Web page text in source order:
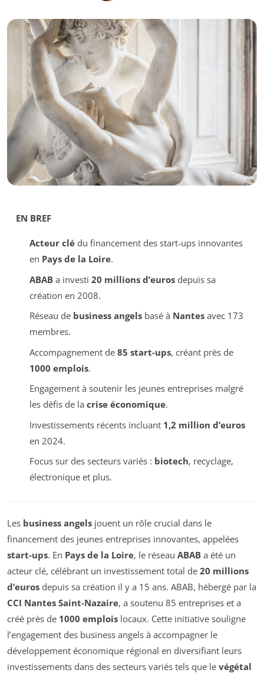
EN BREF
Acteur clédu financement des start-ups innovantes
en Pays de la Loire.
ABABa investi 20 millions d’eurosdepuis sa
création en 2008.
Réseau de business angelsbasé à Nantesavec 173
membres.
Accompagnement de 85 start-ups, créant près de
1000 emplois.
Engagement à soutenir les jeunes entreprises malgré
les défis de la crise économique.
Investissements récents incluant 1,2 million d’euros
en 2024.
Focus sur des secteurs variés : biotech, recyclage,
électronique et plus.
Les business angels jouent un rôle crucial dans le
financement des jeunes entreprises innovantes, appelées
start-ups. En Pays de la Loire, le réseau ABAB a été un
acteur clé, célébrant un investissement total de 20 millions
d’euros depuis sa création il y a 15 ans. ABAB, hébergé par la
CCI Nantes Saint-Nazaire, a soutenu 85 entreprises et a
créé près de 1000 emplois locaux. Cette initiative souligne
l’engagement des business angels à accompagner le
développement économique régional en diversifiant leurs
investissements dans des secteurs variés tels que le végétal